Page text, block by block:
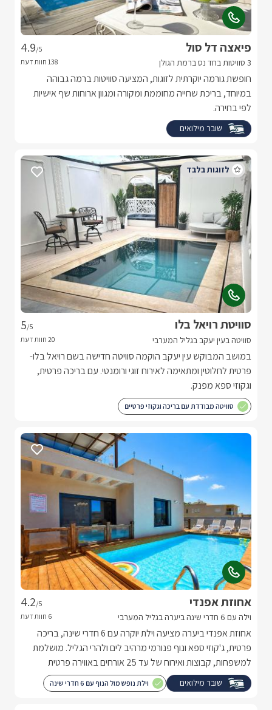
פיאצה דל סול
3 סוויטות בחד נס ברמת הגולן
4.9/5
חופשת גורמה יוקרתית לזוגות, המציעה סוויטות ברמה גבוהה
במיוחד, בריכת שחייה מחוממת ומקורה ומגוון ארוחות שף אישיות
לפי בחירה.
שובר מילואים
סוויטת רויאל בלו
סוויטה בעין יעקב בגליל המערבי
5/5
במושב המבוקש עין יעקב הוקמה סוויטה חדישה בשם רויאל בלו-
פרטית לחלוטין ומתאימה לאירוח זוגי ורומנטי. עם בריכה פרטית,
וגקוזי ספא מפנק.
סוויטה מבודדת עם בריכה וגקוזי פרטיים
אחוזת אפנדי
וילה עם 6 חדרי שינה ביערה בגליל המערבי
4.2/5
אחוזת אפנדי ביערה מציעה וילת יוקרה עם 6 חדרי שינה, בריכה
פרטית, ג'קוזי ספא ונוף פנורמי מרהיב לים ולהרי הגליל. מושלמת
למשפחות, קבוצות ואירוח של עד 25 אורחים באווירה פרטית
ויוקרתית.שובר מילואים וילת נופש מול הנוף עם 6 חדרי שינה